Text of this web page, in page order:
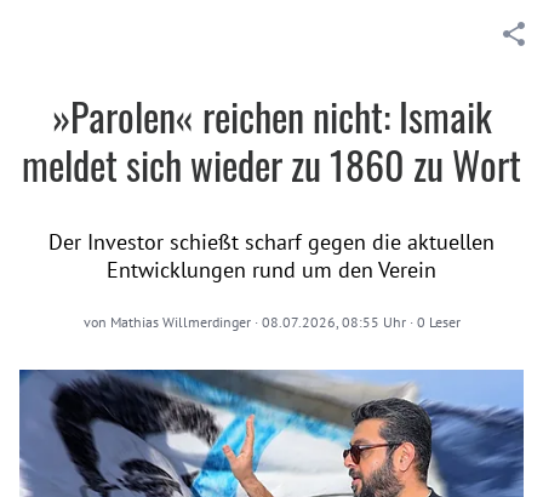
»Parolen« reichen nicht: Ismaik
meldet sich wieder zu 1860 zu Wort
Der Investor schießt scharf gegen die aktuellen
Entwicklungen rund um den Verein
von Mathias Willmerdinger· 08.07.2026, 08:55 Uhr· 0 Leser